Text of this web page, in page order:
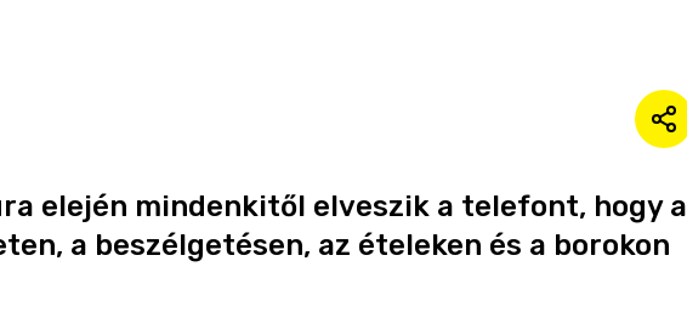
elején mindenkitől elveszik a telefont, hogy a
a beszélgetésen, az ételeken és a borokon